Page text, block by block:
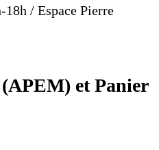
18h / Espace Pierre
et Panier